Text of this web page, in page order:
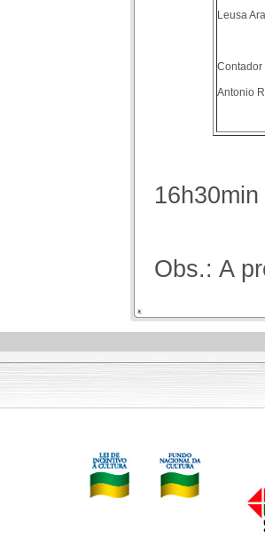
Leusa
Contador
Antonio
Obs.: A